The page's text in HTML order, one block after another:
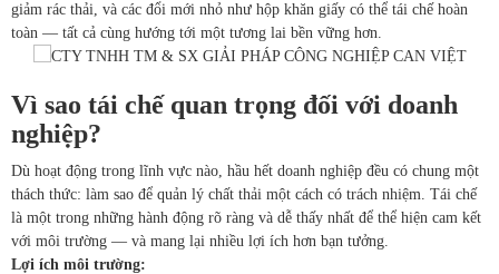
giảm rác thải, và các đổi mới nhỏ như hộp khăn giấy có thể tái chế hoàn
toàn — tất cả cùng hướng tới một tương lai bền vững hơn.
Vì sao tái chế quan trọng đối với doanh
nghiệp?
Dù hoạt động trong lĩnh vực nào, hầu hết doanh nghiệp đều có chung một
thách thức: làm sao để quản lý chất thải một cách có trách nhiệm. Tái chế
là một trong những hành động rõ ràng và dễ thấy nhất để thể hiện cam kết
với môi trường — và mang lại nhiều lợi ích hơn bạn tưởng.
Lợi ích môi trường: